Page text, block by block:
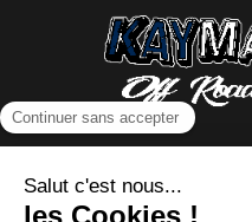
NOUS CONTACTER